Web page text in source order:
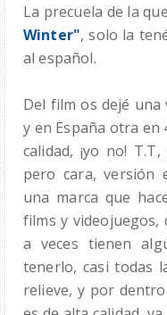
La precuela de la
Winter", solo la
al español.
Del film os dejé
y en España otra en
calidad, ¡yo no!
pero cara, versión
una marca que
films y
a veces tienen
tenerlo, casi todas
relieve, y por